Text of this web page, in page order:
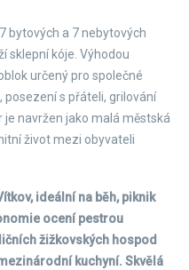
bytových a 7 nebytových
sklepní kóje. Výhodou
určený pro společné
posezení s přáteli, grilování
je navržen jako malá městská
život mezi obyvateli
ideální na běh, piknik
ocení pestrou
žižkovských hospod
kuchyní. Skvělá